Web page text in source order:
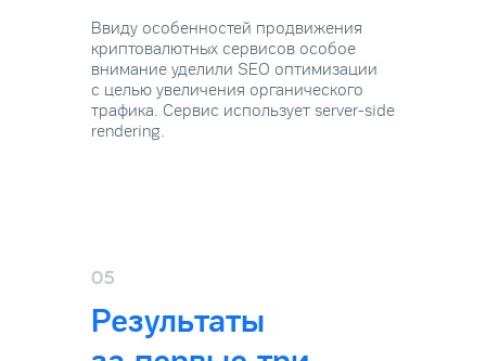
Ввиду особенностей продвижения
криптовалютных сервисов особое
внимание уделили SEO оптимизации
с целью увеличения органического
трафика. Сервис использует server-side
rendering.
05
Результаты